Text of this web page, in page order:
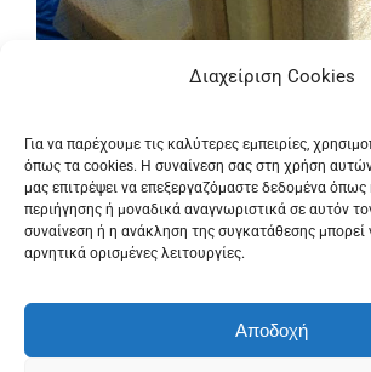
Διαχείριση Cookies
Για να παρέχουμε τις καλύτερες εμπειρίες,
όπως τα cookies. Η συναίνεση σας στη χρήση
μας επιτρέψει να επεξεργαζόμαστε δεδομένα
περιήγησης ή μοναδικά αναγνωριστικά σε αυτόν
συναίνεση ή η ανάκληση της συγκατάθεσης μπορεί
αρνητικά ορισμένες λειτουργίες.
Αποδοχή